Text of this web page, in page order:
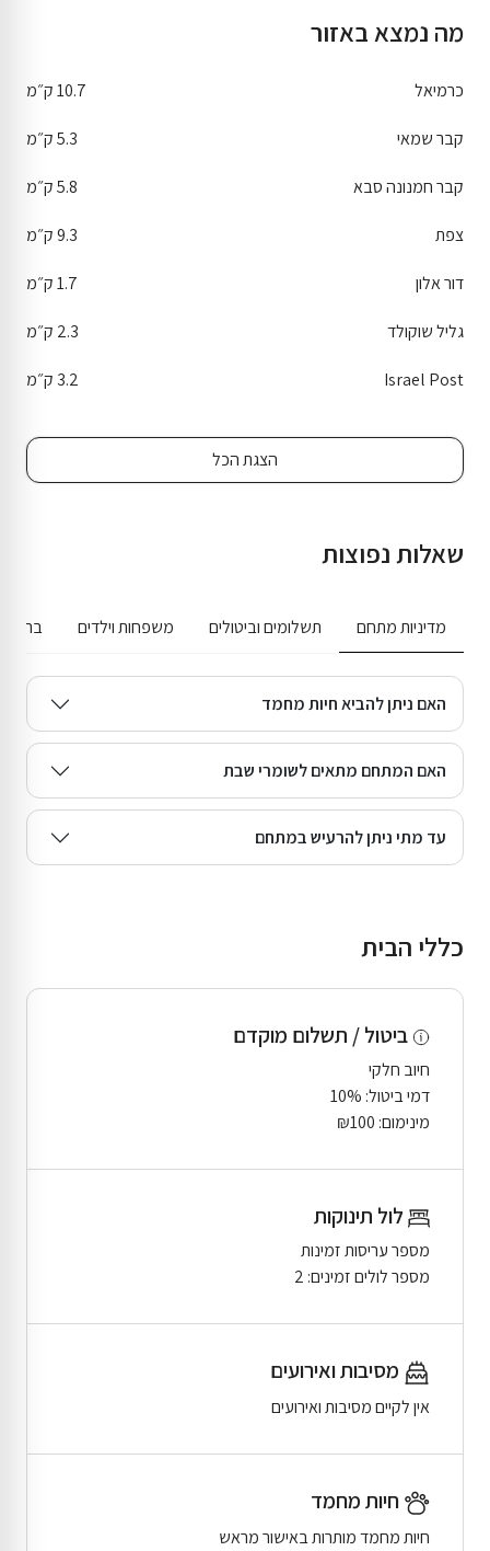
מה נמצא באזור
כרמיאל 10.7 ק״מ
קבר שמאי 5.3 ק״מ
קבר חמנונה סבא 5.8 ק״מ
צפת 9.3 ק״מ
דור אלון 1.7 ק״מ
גליל שוקולד 2.3 ק״מ
Israel Post 3.2 ק״מ
הצגת הכל
שאלות נפוצות
מדיניות מתחם תשלומים וביטולים משפחות וילדים בריכה
האם ניתן להביא חיות מחמד
האם המתחם מתאים לשומרי שבת
עד מתי ניתן להרעיש במתחם
כללי הבית
ביטול / תשלום מוקדם
חיוב חלקי
דמי ביטול: 10%
מינימום: ₪100
לול תינוקות
מספר עריסות זמינות
מספר לולים זמינים: 2
מסיבות ואירועים
אין לקיים מסיבות ואירועים
חיות מחמד
חיות מחמד מותרות באישור מראש